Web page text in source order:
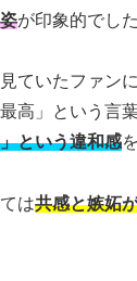
が印象的でした
ていたファン
高」という言
という違和感
は共感と嫉妬